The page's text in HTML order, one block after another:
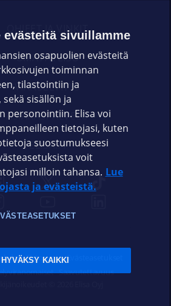
OHJEET JA VINKIT
OMAYHTEISÖ
VIANSELVITYS
ASIAKASPALVELU
ELISA.FI
Tietosuoja Evästeasetukset
Saavutettavuus
evästeitä sivuillamme
osapuolien evästeitä
toiminnan
tilastointiin ja
sisällön ja
personointiin. Elisa voi
tietojasi, kuten
suostumukseesi
voit
milloin tahansa. Lue
ja evästeistä.
HYVÄKSY KAIKKI